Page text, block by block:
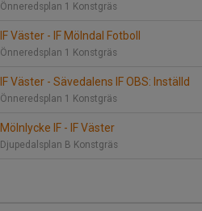
Önneredsplan 1 Konstgräs
IF Väster - IF Mölndal Fotboll
Önneredsplan 1 Konstgräs
IF Väster - Sävedalens IF OBS: Inställd
Önneredsplan 1 Konstgräs
Mölnlycke IF - IF Väster
Djupedalsplan B Konstgräs